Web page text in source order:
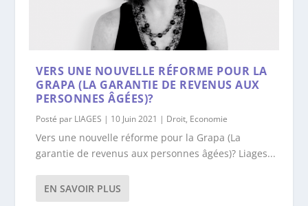
VERS UNE NOUVELLE RÉFORME POUR LA
GRAPA (LA GARANTIE DE REVENUS AUX
PERSONNES ÂGÉES)?
Posté par LIAGES | 10 Juin 2021 | Droit, Economie
Vers une nouvelle réforme pour la Grapa (La
garantie de revenus aux personnes âgées)? Liages...
EN SAVOIR PLUS